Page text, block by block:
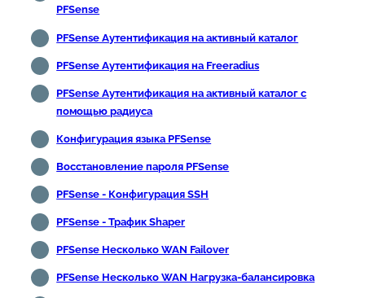
PFSense
PFSense Аутентификация на активный каталог
PFSense Аутентификация на Freeradius
PFSense Аутентификация на активный каталог с
помощью радиуса
Конфигурация языка PFSense
Восстановление пароля PFSense
PFSense - Конфигурация SSH
PFSense - Трафик Shaper
PFSense Несколько WAN Failover
PFSense Несколько WAN Нагрузка-балансировка